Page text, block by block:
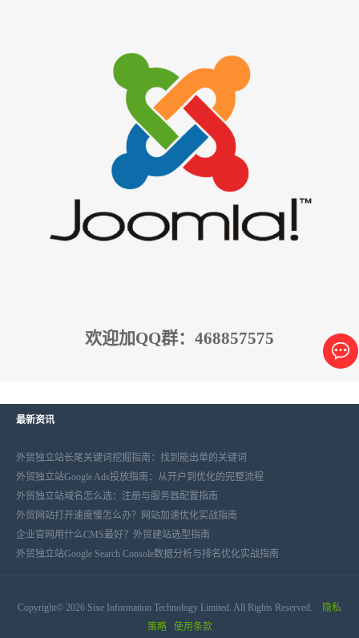
欢迎加QQ群：468857575
最新资讯
外贸独立站长尾关键词挖掘指南：找到能出单的关键词
外贸独立站Google Ads投放指南：从开户到优化的完整流程
外贸独立站域名怎么选：注册与服务器配置指南
外贸网站打开速度慢怎么办？网站加速优化实战指南
企业官网用什么CMS最好？外贸建站选型指南
外贸独立站Google Search Console数据分析与排名优化实战指南
Copyright© 2026 Sixe Information Technology Limited. All Rights Reserved.
隐私
策略
使用条款